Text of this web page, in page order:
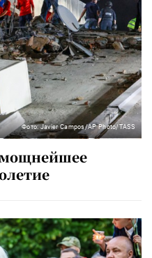
Фото: Javier Campos/AP Photo/TASS
мощнейшее